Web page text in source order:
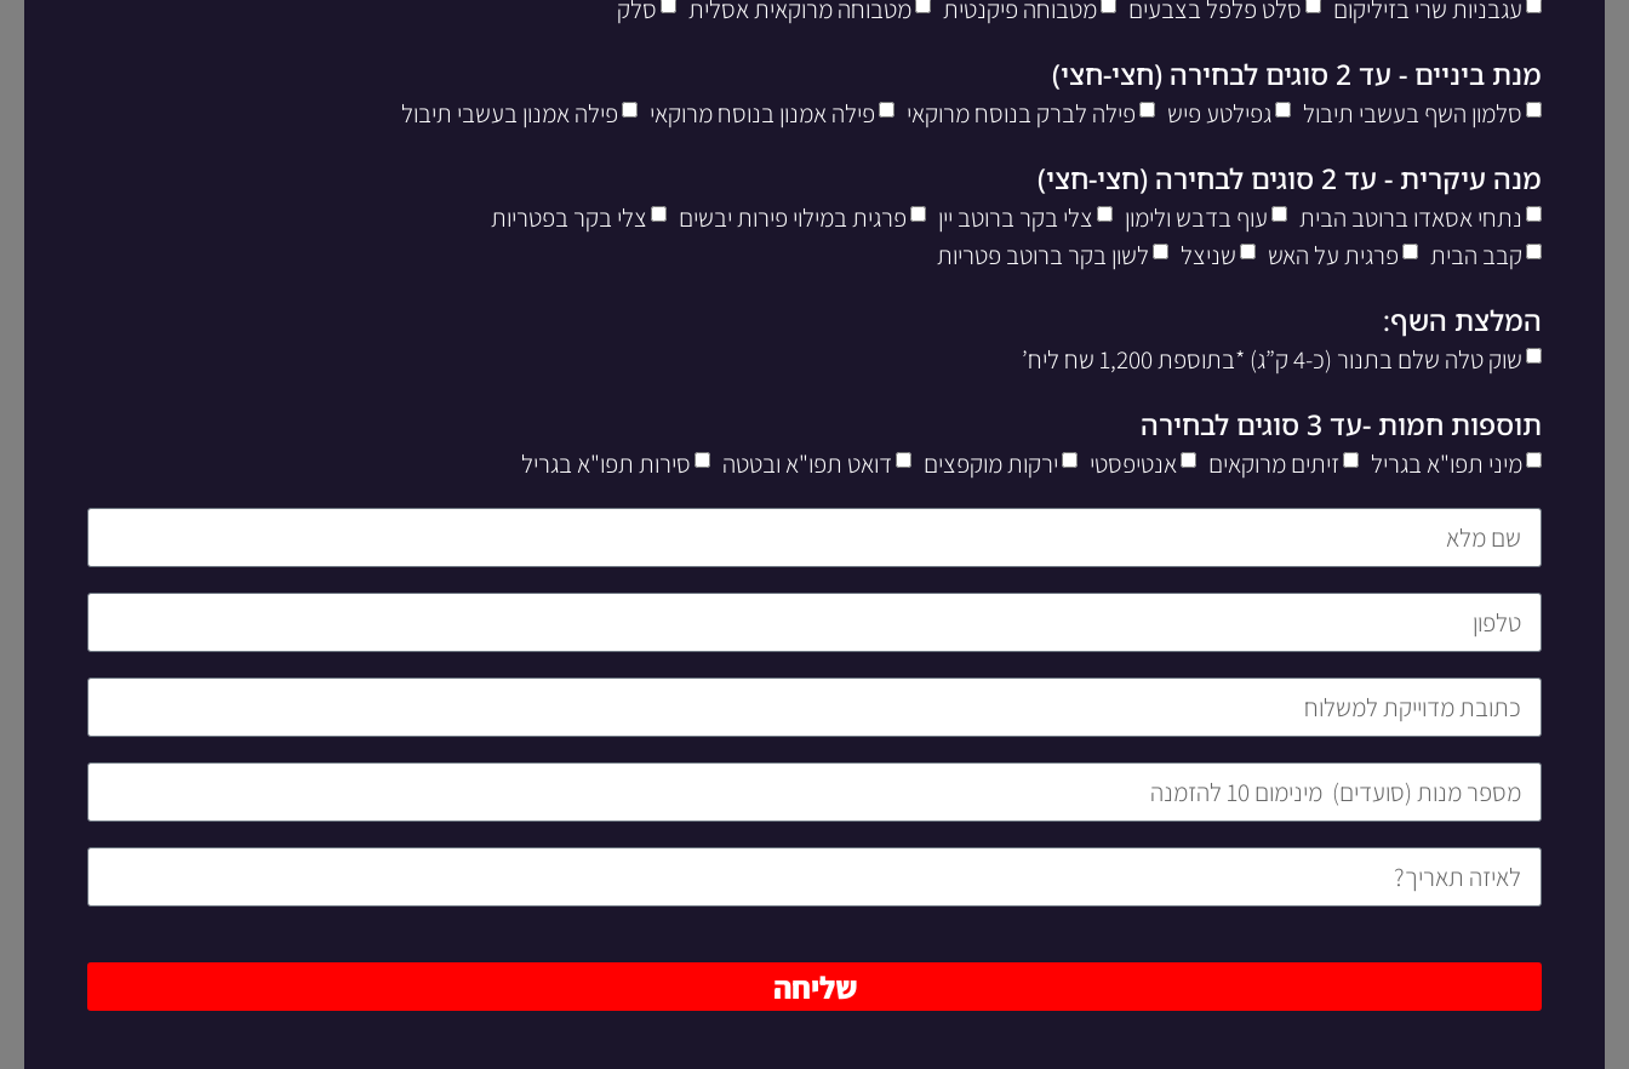
עגבניות שרי בזיליקום
סלט פלפל בצבעים מטבוחה פיקנטית מטבוחה מרוקאית אסלית סלק
מנת ביניים - עד 2 סוגים לבחירה (חצי-חצי)
סלמון השף בעשבי תיבול גפילטע פיש פילה לברק בנוסח מרוקאי פילה אמנון בנוסח מרוקאי פילה אמנון בעשבי תיבול
מנה עיקרית - עד 2 סוגים לבחירה (חצי-חצי)
נתחי אסאדו ברוטב הבית עוף בדבש ולימון צלי בקר ברוטב יין פרגית במילוי פירות יבשים
צלי בקר בפטריות
קבב הבית
פרגית על האש שניצל לשון בקר ברוטב פטריות
המלצת השף:
שוק טלה שלם בתנור (כ-4 ק”ג) *בתוספת 1,200 שח ליח’
תוספות חמות -עד 3 סוגים לבחירה
מיני תפו"א בגריל זיתים מרוקאים אנטיפסטי ירקות מוקפצים דואט תפו"א ובטטה סירות תפו"א בגריל
שליחה